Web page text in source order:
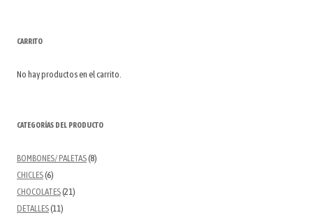
CARRITO
No hay productos en el carrito.
CATEGORÍAS DEL PRODUCTO
BOMBONES/ PALETAS(8)
CHICLES(6)
CHOCOLATES(21)
DETALLES(11)